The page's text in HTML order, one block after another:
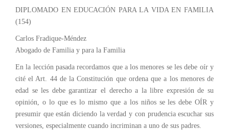
a
DIPLOMADO EN EDUCACIÓN PARA LA VIDA EN FAMILIA
(154)
Carlos Fradique-Méndez
Abogado de Familia y para la Familia
En la lección pasada recordamos que a los menores se les debe oír y
cité el Art. 44 de la Constitución que ordena que a los menores de
edad se les debe garantizar el derecho a la libre expresión de su
opinión, o lo que es lo mismo que a los niños se les debe OÍR y
presumir que están diciendo la verdad y con prudencia escuchar sus
versiones, especialmente cuando incriminan a uno de sus padres.